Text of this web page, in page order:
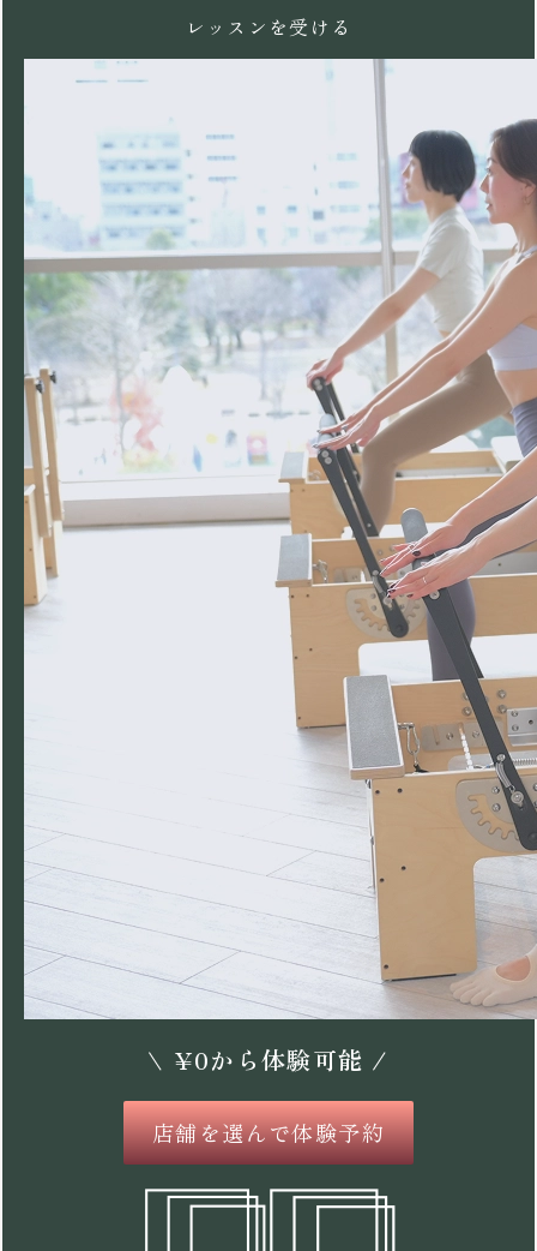
レッスンを受ける
\ ¥0から体験可能 /
店舗を選んで体験予約